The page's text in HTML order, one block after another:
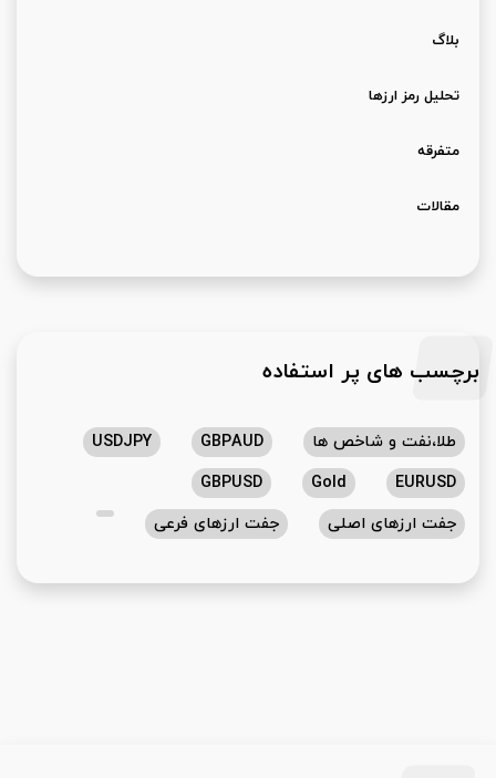
بلاگ
تحلیل رمز ارزها
متفرقه
مقالات
برچسب های پر استفاده
طلا،نفت و شاخص ها GBPAUD
USDJPY
EURUSD
Gold
GBPUSD
جفت ارزهای اصلی
جفت ارزهای فرعی